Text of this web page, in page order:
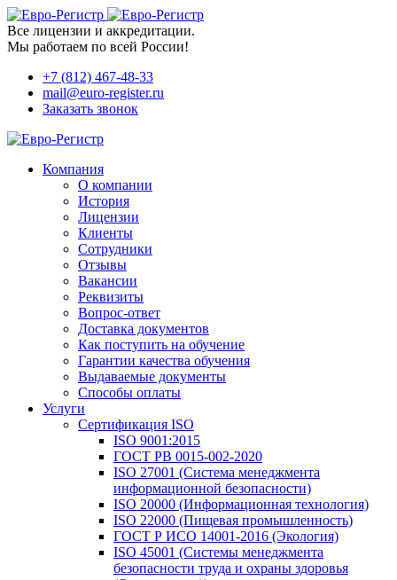
Все лицензии и аккредитации.
Мы работаем по всей России!
+7 (812) 467-48-33
mail@euro-register.ru
Заказать звонок
Компания
О компании
История
Лицензии
Клиенты
Сотрудники
Отзывы
Вакансии
Реквизиты
Вопрос-ответ
Доставка документов
Как поступить на обучение
Гарантии качества обучения
Выдаваемые документы
Способы оплаты
Услуги
Сертификация ISO
ISO 9001:2015
ГОСТ РВ 0015-002-2020
ISO 27001 (Система менеджмента
информационной безопасности)
ISO 20000 (Информационная технология)
ISO 22000 (Пищевая промышленность)
ГОСТ Р ИСО 14001-2016 (Экология)
ISO 45001 (Системы менеджмента
безопасности труда и охраны здоровья